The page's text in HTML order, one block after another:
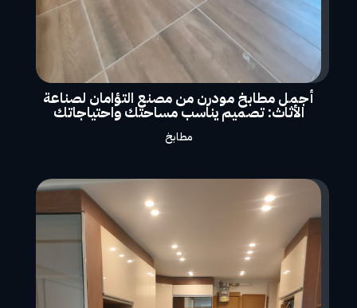
أجمل مطابخ مودرن من مصنع التؤامان لصناعة
الأثاث: تصميم يناسب مساحتك واحتياجاتك
مطابخ